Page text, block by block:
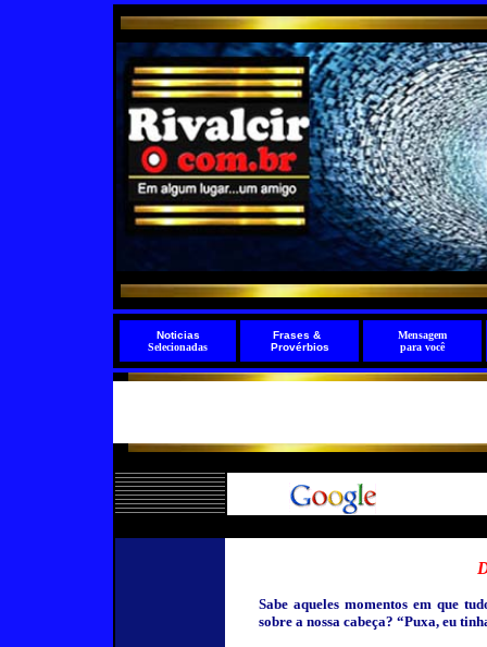
Noticias
Selecionadas
Frases &
Provérbios
Mensagem
para você
Sabe aqueles momentos em que
sobre a nossa cabeça? “Puxa, eu